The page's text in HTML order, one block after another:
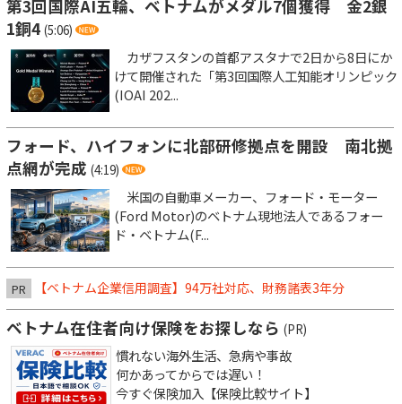
第3回国際AI五輪、ベトナムがメダル7個獲得 金2銀
1銅4 (5:06)
カザフスタンの首都アスタナで2日から8日にか
けて開催された「第3回国際人工知能オリンピック
(IOAI 202...
フォード、ハイフォンに北部研修拠点を開設 南北拠
点網が完成 (4:19)
米国の自動車メーカー、フォード・モーター
(Ford Motor)のベトナム現地法人であるフォー
ド・ベトナム(F...
PR 【ベトナム企業信用調査】94万社対応、財務諸表3年分
ベトナム在住者向け保険をお探しなら (PR)
慣れない海外生活、急病や事故
何かあってからでは遅い！
今すぐ保険加入【保険比較サイト】